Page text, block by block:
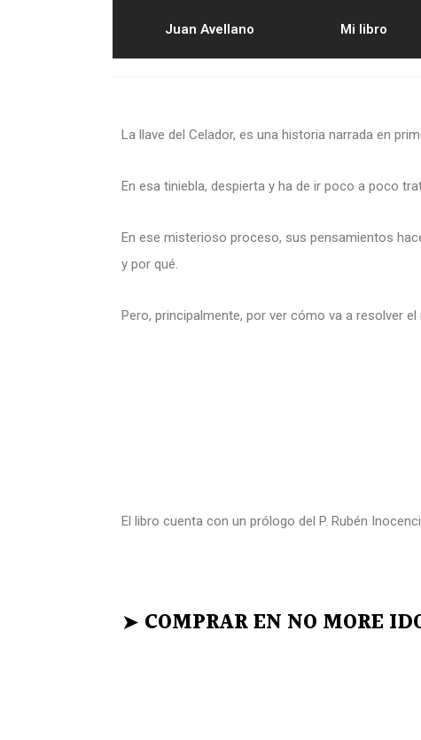
Juan Avellano Mi libro
La llave del Celador, es una historia narrada en
En esa tiniebla, despierta y ha de ir poco a poco
En ese misterioso proceso, sus pensamientos
y por qué.
Pero, principalmente, por ver cómo va a resolver
El libro cuenta con un prólogo del P. Rubén
➤ COMPRAR EN NO MORE